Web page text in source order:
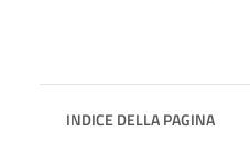
INDICE DELLA PAGINA